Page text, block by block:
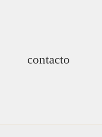
contacto